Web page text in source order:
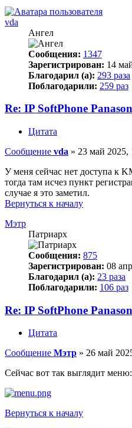
vda
Ангел
Сообщения: 1347
Зарегистрирован: 14
Благодарил (а): 293 раза
Поблагодарили: 259 раз
Re: IP SoftPhone
Цитата
Сообщение vda » 23 май 2025,
У меня сейчас нет доступа к
тогда там исчез пункт
случае я это заметил.
Вернуться к началу
Мэтр
Патриарх
Сообщения: 875
Зарегистрирован: 08
Благодарил (а): 23 раза
Поблагодарили: 106 раз
Re: IP SoftPhone
Цитата
Сообщение Мэтр » 26 май
Сейчас вот так выглядит меню:
Вернуться к началу